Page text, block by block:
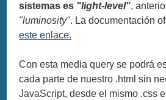
sistemas es "light-level",
"luminosity". La documentación
este enlace.
Con esta media query se podrá
cada parte de nuestro .html sin
JavaScript, desde el mismo .css